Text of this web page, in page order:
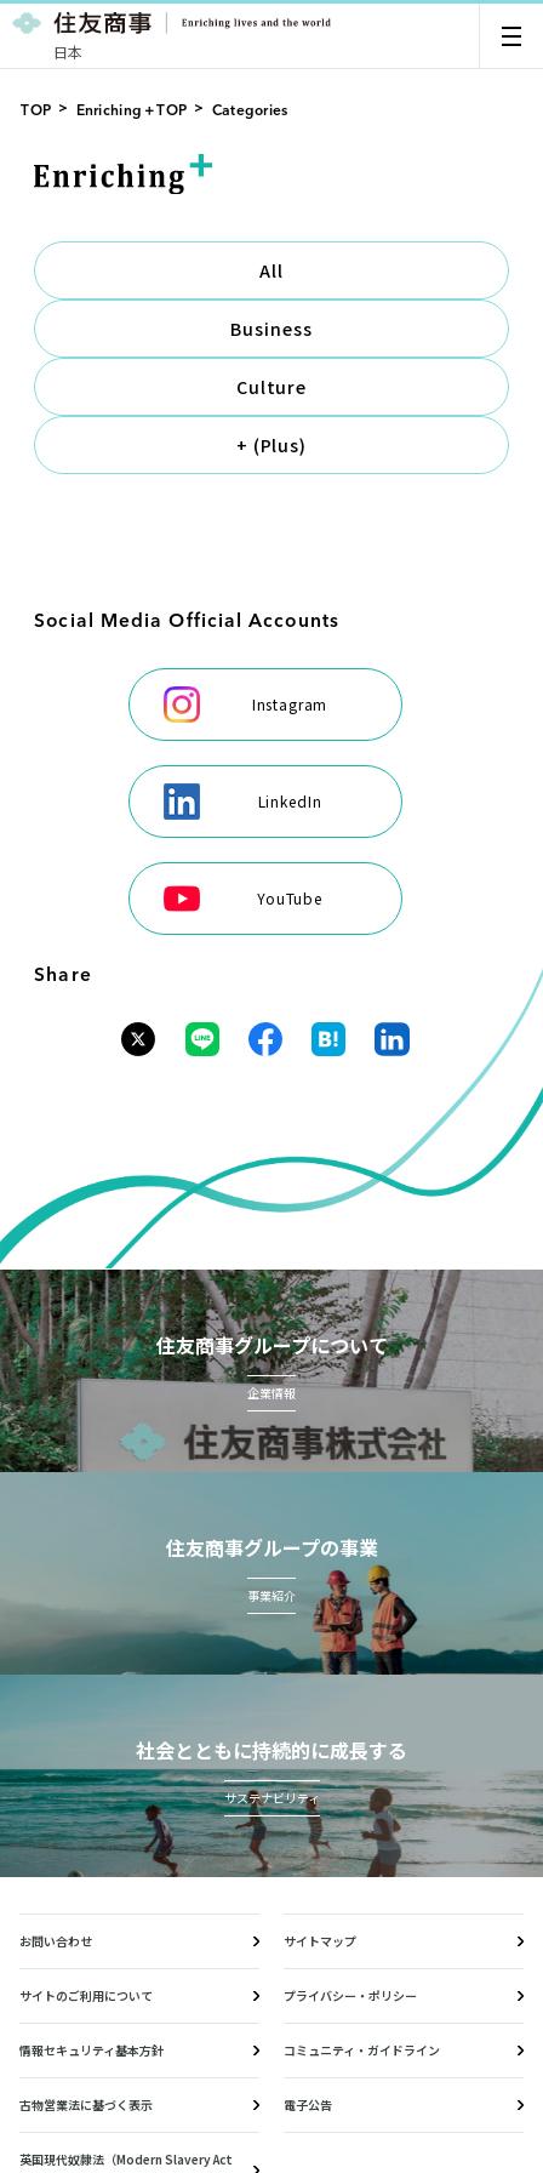
日本
TOP Enriching＋TOP Categories
All
Business
Culture
+ (Plus)
Social Media Official Accounts
Instagram
LinkedIn
YouTube
Share
住友商事グループについて
企業情報
住友商事グループの事業
事業紹介
社会とともに持続的に成長する
サステナビリティ
お問い合わせ サイトマップ
サイトのご利用について プライバシー・ポリシー
情報セキュリティ基本方針 コミュニティ・ガイドライン
古物営業法に基づく表示 電子公告
英国現代奴隷法（Modern Slavery Act